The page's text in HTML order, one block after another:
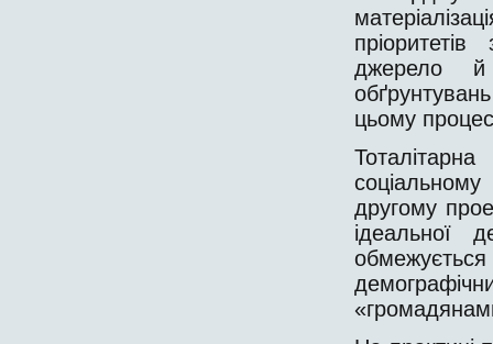
джерело й
цьому
другому
ідеальної